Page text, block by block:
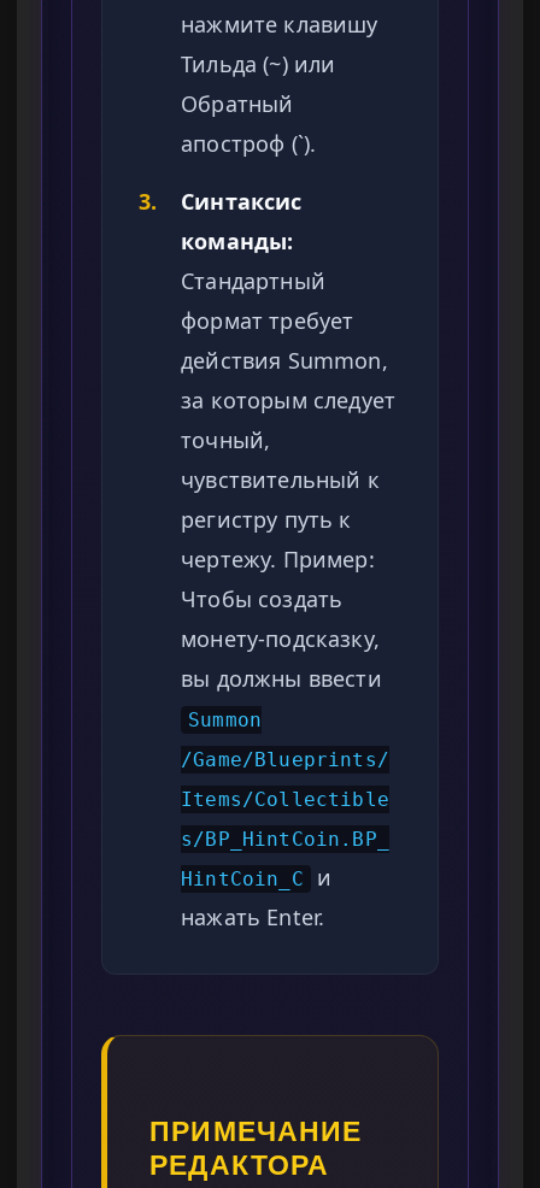
нажмите клавишу
Тильда (~) или
Обратный
апостроф (`).
3.
Синтаксис
команды:
Стандартный
формат требует
действия Summon,
за которым следует
точный,
чувствительный к
регистру путь к
чертежу. Пример:
Чтобы создать
монету-подсказку,
вы должны ввести
Summon
/Game/Blueprints/
Items/Collectible
s/BP_HintCoin.BP_
HintCoin_C
и
нажать Enter.
ПРИМЕЧАНИЕ
РЕДАКТОРА